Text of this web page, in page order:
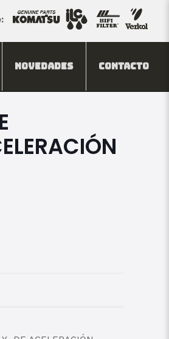
Novedades Contacto